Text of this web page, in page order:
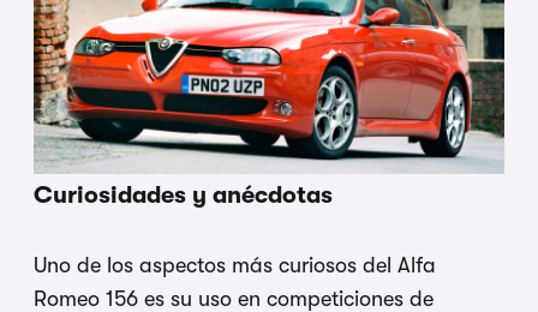
Curiosidades y anécdotas
Uno de los aspectos más curiosos del Alfa
Romeo 156 es su uso en competiciones de